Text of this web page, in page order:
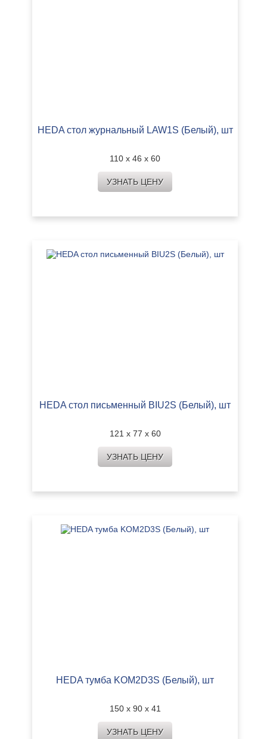
HEDA стол журнальный LAW1S (Белый), шт
110 х 46 х 60
УЗНАТЬ ЦЕНУ
HEDA стол письменный BIU2S (Белый), шт
121 х 77 х 60
УЗНАТЬ ЦЕНУ
HEDA тумба KOM2D3S (Белый), шт
150 х 90 х 41
УЗНАТЬ ЦЕНУ